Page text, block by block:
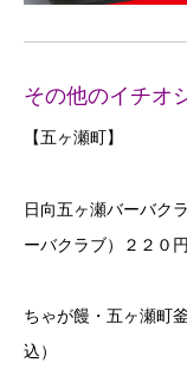
その他のイチオ
【五ヶ瀬町】
日向五ヶ瀬バーバク
ーバクラブ）２２０
ちゃが饅・五ヶ瀬町
込）